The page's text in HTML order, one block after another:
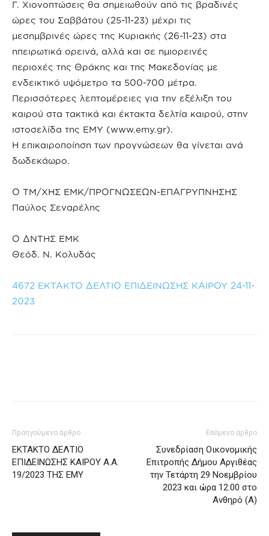
Γ. Χιονοπτώσεις θα σημειωθούν από τις βραδινές
ώρες του Σαββάτου (25-11-23) μέχρι τις
μεσημβρινές ώρες της Κυριακής (26-11-23) στα
ηπειρωτικά ορεινά, αλλά και σε ημιορεινές
περιοχές της Θράκης και της Μακεδονίας με
ενδεικτικό υψόμετρο τα 500-700 μέτρα.
Περισσότερες λεπτομέρειες για την εξέλιξη του
καιρού στα τακτικά και έκτακτα δελτία καιρού, στην
ιστοσελίδα της ΕΜΥ (www.emy.gr).
Η επικαιροποίηση των προγνώσεων θα γίνεται ανά
δωδεκάωρο.
Ο ΤΜ/ΧΗΣ ΕΜΚ/ΠΡΟΓΝΩΣΕΩΝ-ΕΠΑΓΡΥΠΝΗΣΗΣ
Παύλος Σεναρέλης
Ο ΔΝΤΗΣ ΕΜΚ
Θεόδ. Ν. Κολυδάς
4672 ΕΚΤΑΚΤΟ ΔΕΛΤΙΟ ΕΠΙΔΕΙΝΩΣΗΣ ΚΑΙΡΟΥ 24-11-
2023
Προηγούμενο άρθρο
ΕΚΤΑΚΤΟ ΔΕΛΤΙΟ
ΕΠΙΔΕΙΝΩΣΗΣ ΚΑΙΡΟΥ Α.Α.
19/2023 ΤΗΣ ΕΜΥ
Επόμενο άρθρο
Συνεδρίαση Οικονομικής
Επιτροπής Δήμου Αργιθέας
την Τετάρτη 29 Νοεμβρίου
2023 και ώρα 12:00 στο
Ανθηρό (Α)